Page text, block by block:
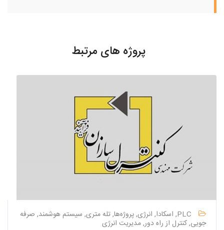
پروژه های مرتبط
PLC, اسکادا, انرژی, پروژه‌ها, تله متری, سیستم هوشمند, صرفه
جویی, کنترل از راه دور, مدیریت انرژی